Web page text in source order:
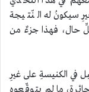
سيكونُ له النّتيجة
حال، فهذا جزءٌ من
في الكنيسةِ على غيرِ
ما لم يتوقّعوه